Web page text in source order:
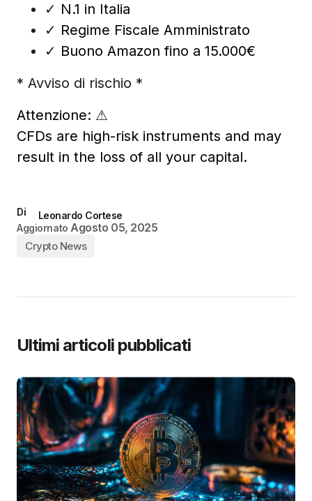
✓ N.1 in Italia
✓ Regime Fiscale Amministrato
✓ Buono Amazon fino a 15.000€
* Avviso di rischio *
Attenzione: ⚠
CFDs are high-risk instruments and may
result in the loss of all your capital.
Di
Leonardo Cortese
Aggiornato Agosto 05, 2025
Crypto News
Ultimi articoli pubblicati